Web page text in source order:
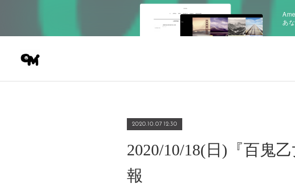
あ
2020.10.07 12:30
2020/10/18(日)『百鬼
報